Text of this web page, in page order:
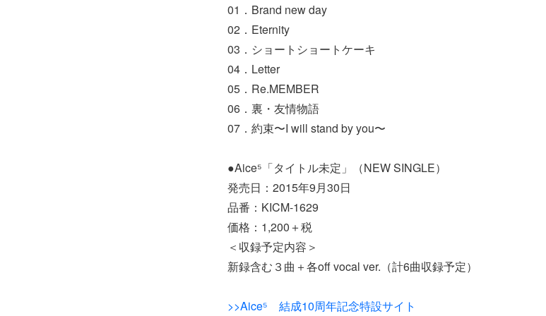
01．Brand new day
02．Eternity
03．ショートショートケーキ
04．Letter
05．Re.MEMBER
06．裏・友情物語
07．約束〜I will stand by you〜
●Aice⁵「タイトル未定」（NEW SINGLE）
発売日：2015年9月30日
品番：KICM-1629
価格：1,200＋税
＜収録予定内容＞
新録含む３曲＋各off vocal ver.（計6曲収録予定）
>>Aice⁵ 結成10周年記念特設サイト